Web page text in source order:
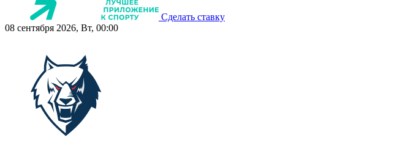
Сделать ставку
08 сентября 2026, Вт, 00:00